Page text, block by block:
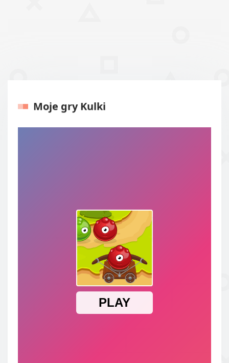
Moje gry Kulki